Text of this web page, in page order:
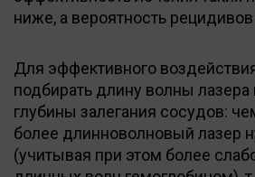
ниже, а вероятность
Для эффективного
подбирать длину волны лазера
глубины залегания сосудов:
более длинноволновый лазер
(учитывая при этом более